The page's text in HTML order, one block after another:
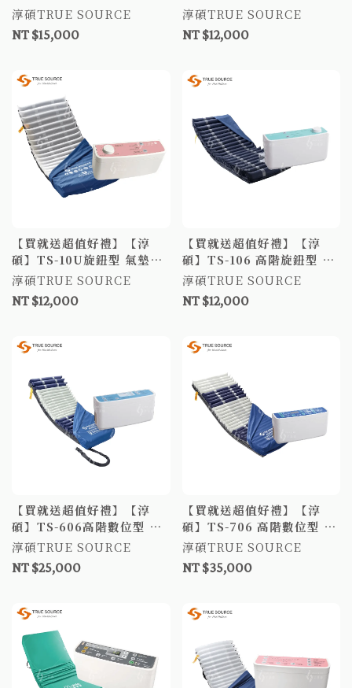
墊床 5吋21日型管 病床床墊
防褥瘡氣墊床 褥瘡床墊 B款
氣墊床
淳碩TRUE SOURCE
NT $15,000
4吋20圓管 防褥瘡氣墊床 醫
療氣墊床 病床床墊
淳碩TRUE SOURCE
NT $12,000
【買就送超值好禮】【淳
碩】TS-10U旋鈕型 氣墊床
4吋20純TPU圓管 數位旋鈕
型 A&B款補助 防褥瘡床墊
淳碩TRUE SOURCE
NT $12,000
【買就送超值好禮】【淳
碩】TS-106 高階旋鈕型 氣
墊床 5吋20日型管 防褥瘡氣
墊床 減壓床墊
淳碩TRUE SOURCE
NT $12,000
【買就送超值好禮】【淳
碩】TS-606高階數位型 氣
墊床 6吋24日型管 防褥瘡氣
墊床 減壓床墊
淳碩TRUE SOURCE
NT $25,000
【買就送超值好禮】【淳
碩】TS-706 高階數位型 氣
墊床 6吋29日型管 防褥瘡氣
墊床 防褥瘡床墊
淳碩TRUE SOURCE
NT $35,000